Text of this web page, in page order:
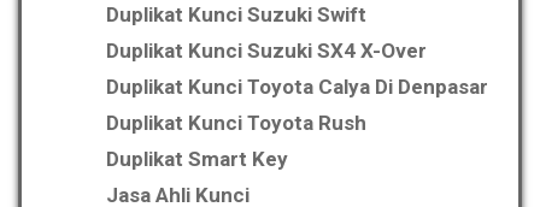
Duplikat Kunci Suzuki Swift
Duplikat Kunci Suzuki SX4 X-Over
Duplikat Kunci Toyota Calya Di Denpasar
Duplikat Kunci Toyota Rush
Duplikat Smart Key
Jasa Ahli Kunci